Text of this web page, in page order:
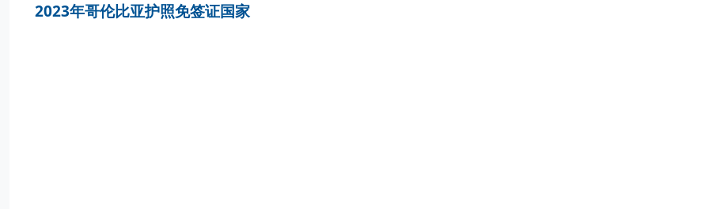
2023年哥伦比亚护照免签证国家